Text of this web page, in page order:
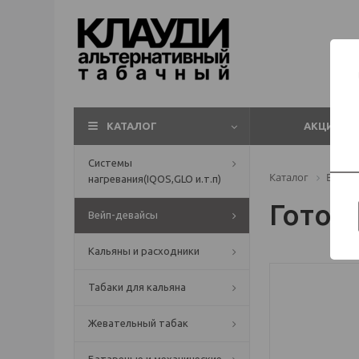
КАТАЛОГ АКЦИИ
Системы
нагревания(IQOS,GLO и.т.п)
Вейп-девайсы
Кальяны и расходники
Табаки для кальяна
Жевательный табак
Каталог Вейп-